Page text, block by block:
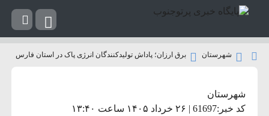
شهرستان برق ارزان؛ پاداش تولیدکنندگان انرژی پاک در استان فارس
شهرستان
کد خبر:61697 | ۲۶ خرداد ۱۴۰۵ ساعت ۱۳:۴۰